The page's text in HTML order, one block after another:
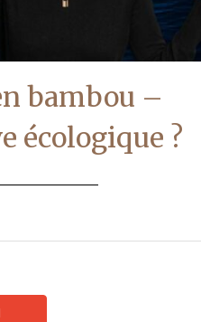
bambou –
écologique ?